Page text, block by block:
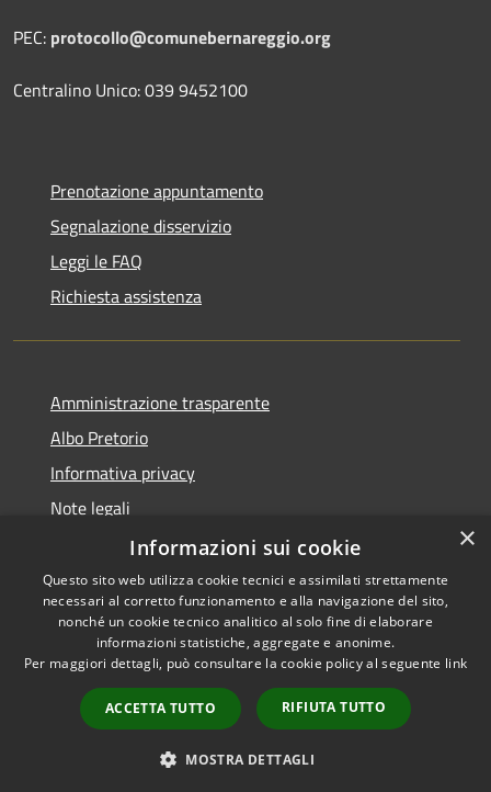
PEC: protocollo@comunebernareggio.org
Centralino Unico: 039 9452100
Prenotazione appuntamento
Segnalazione disservizio
Leggi le FAQ
Richiesta assistenza
Amministrazione trasparente
Albo Pretorio
Informativa privacy
Note legali
Dichiarazione di accessibilità
RSS
Copyright © 2026 • Comune di
Municipium•
Accesso
redazione
×
Informazioni sui cookie
Questo sito web utilizza cookie tecnici e assimilati strettamente
necessari al corretto funzionamento e alla navigazione del sito,
nonché un cookie tecnico analitico al solo fine di elaborare
informazioni statistiche, aggregate e anonime.
Per maggiori dettagli, può consultare la cookie policy al seguente link
ACCETTA TUTTO RIFIUTA TUTTO
MOSTRA DETTAGLI